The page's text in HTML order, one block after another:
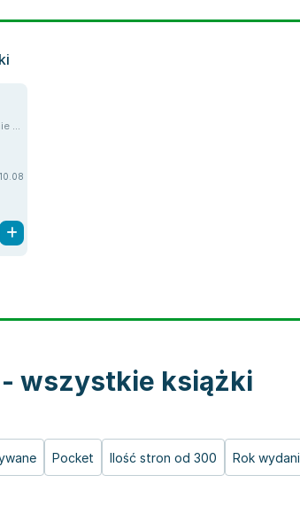
Miłosz
- wszystkie książki
Pocket Ilość stron od 300 Rok